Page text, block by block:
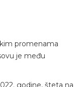
promenama
je među
godine, šteta na